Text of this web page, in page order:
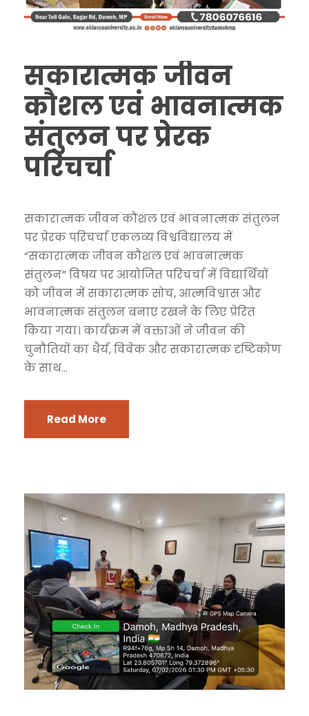
सकारात्मक जीवन
कौशल एवं भावनात्मक
संतुलन पर प्रेरक
परिचर्चा
सकारात्मक जीवन कौशल एवं भावनात्मक संतुलन
पर प्रेरक परिचर्चा एकलव्य विश्वविद्यालय में
“सकारात्मक जीवन कौशल एवं भावनात्मक
संतुलन” विषय पर आयोजित परिचर्चा में विद्यार्थियों
को जीवन में सकारात्मक सोच, आत्मविश्वास और
भावनात्मक संतुलन बनाए रखने के लिए प्रेरित
किया गया। कार्यक्रम में वक्ताओं ने जीवन की
चुनौतियों का धैर्य, विवेक और सकारात्मक दृष्टिकोण
के साथ...
Read More